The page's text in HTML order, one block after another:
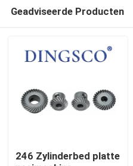
Producten
Geadviseerde Producten
246 Zylinderbed platte